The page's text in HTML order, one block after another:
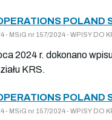
- MSiG nr 157/2024 - WPISY DO
2024 r. dokonano
KRS.
- MSiG nr 157/2024 - WPISY DO